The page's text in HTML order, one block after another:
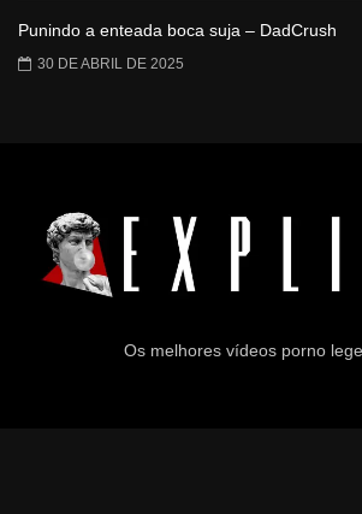
Punindo a enteada boca suja – DadCrush
30 DE ABRIL DE 2025
Os melhores vídeos porno